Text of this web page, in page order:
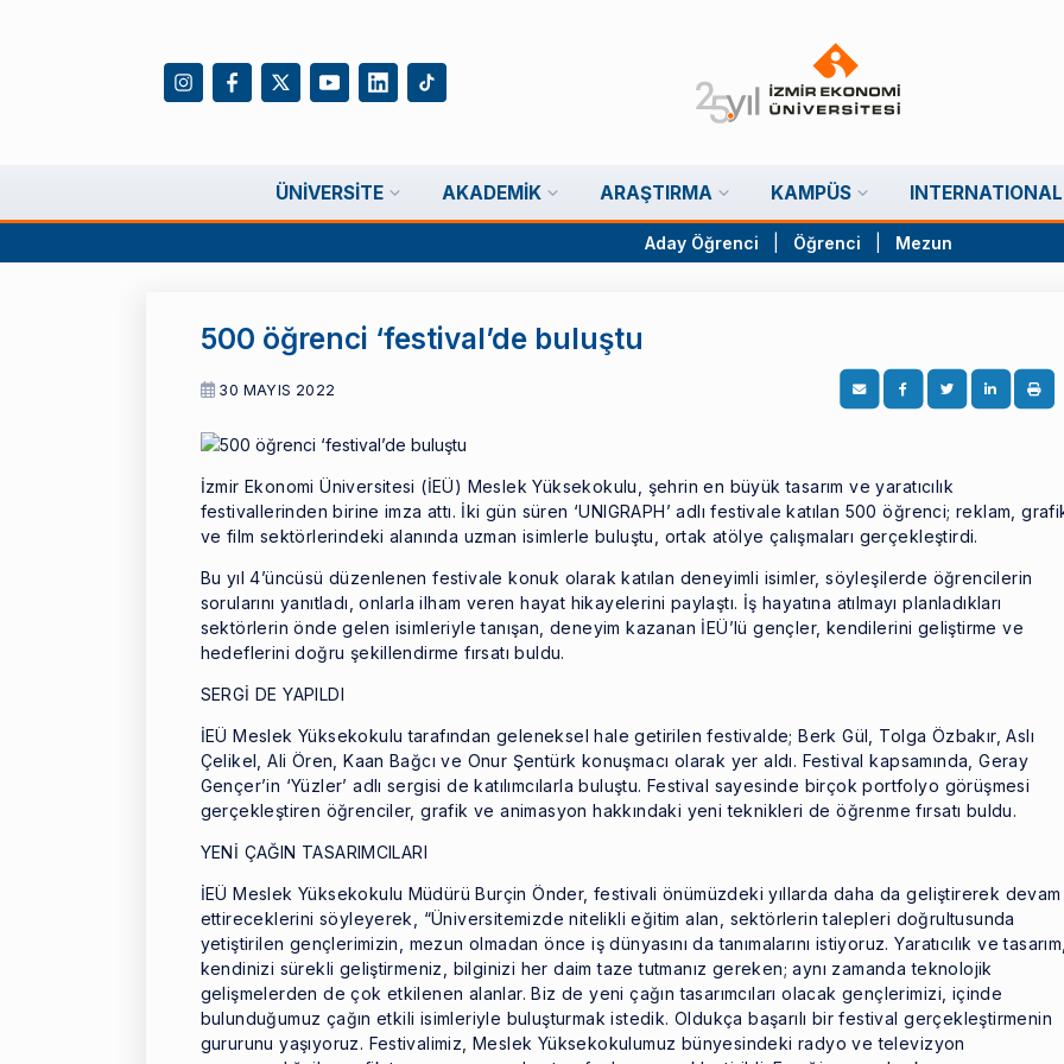
ÜNIVERSITE AKADEMIK ARAŞTIRMA KAMPÜS INTERNATIONAL
Aday Öğrenci Öğrenci Mezun
500 öğrenci ‘festival’de buluştu
30 MAYIS 2022
İzmir Ekonomi Üniversitesi (İEÜ) Meslek Yüksekokulu, şehrin en büyük tasarım ve yaratıcılık
festivallerinden birine imza attı. İki gün süren ‘UNIGRAPH’ adlı festivale katılan 500 öğrenci; reklam,
ve film sektörlerindeki alanında uzman isimlerle buluştu, ortak atölye çalışmaları gerçekleştirdi.
Bu yıl 4’üncüsü düzenlenen festivale konuk olarak katılan deneyimli isimler, söyleşilerde öğrencilerin
sorularını yanıtladı, onlarla ilham veren hayat hikayelerini paylaştı. İş hayatına atılmayı planladıkları
sektörlerin önde gelen isimleriyle tanışan, deneyim kazanan İEÜ’lü gençler, kendilerini geliştirme ve
hedeflerini doğru şekillendirme fırsatı buldu.
SERGİ DE YAPILDI
İEÜ Meslek Yüksekokulu tarafından geleneksel hale getirilen festivalde; Berk Gül, Tolga Özbakır, Aslı
Çelikel, Ali Ören, Kaan Bağcı ve Onur Şentürk konuşmacı olarak yer aldı. Festival kapsamında, Geray
Gençer’in ‘Yüzler’ adlı sergisi de katılımcılarla buluştu. Festival sayesinde birçok portfolyo görüşmesi
gerçekleştiren öğrenciler, grafik ve animasyon hakkındaki yeni teknikleri de öğrenme fırsatı buldu.
YENİ ÇAĞIN TASARIMCILARI
İEÜ Meslek Yüksekokulu Müdürü Burçin Önder, festivali önümüzdeki yıllarda daha da geliştirerek devam
ettireceklerini söyleyerek, “Üniversitemizde nitelikli eğitim alan, sektörlerin talepleri doğrultusunda
yetiştirilen gençlerimizin, mezun olmadan önce iş dünyasını da tanımalarını istiyoruz. Yaratıcılık ve
kendinizi sürekli geliştirmeniz, bilginizi her daim taze tutmanız gereken; aynı zamanda teknolojik
gelişmelerden de çok etkilenen alanlar. Biz de yeni çağın tasarımcıları olacak gençlerimizi, içinde
bulunduğumuz çağın etkili isimleriyle buluşturmak istedik. Oldukça başarılı bir festival gerçekleştirmenin
gururunu yaşıyoruz. Festivalimiz, Meslek Yüksekokulumuz bünyesindeki radyo ve televizyon